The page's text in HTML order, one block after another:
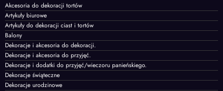
Akcesoria do dekoracji tortów
Artykuły biurowe
Artykuły do dekoracji ciast i tortów
Balony
Dekoracje i akcesoria do dekoracji.
Dekoracje i akcesoria do przyjęć.
Dekoracje i dodatki do przyjęć/wieczoru panieńskiego.
Dekoracje świąteczne
Dekoracje urodzinowe